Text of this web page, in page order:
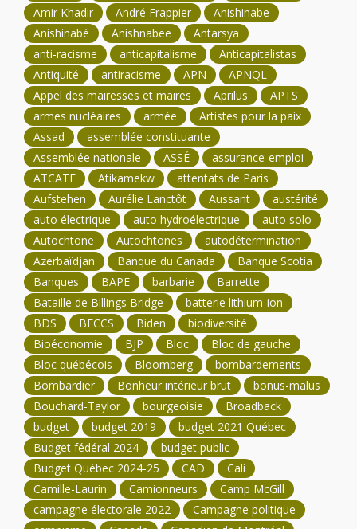
Amir Khadir André Frappier
Anishinabe
Anishinabé
Anishnabee
Antarsya
anti-racisme
anticapitalisme
Anticapitalistas
Antiquité
antiracisme APN
APNQL
Appel des mairesses et maires
Aprilus
APTS
armes nucléaires
armée
Artistes pour la paix
Assad
assemblée constituante
Assemblée nationale
ASSÉ
assurance-emploi
ATCATF
Atikamekw
attentats de Paris
Aufstehen
Aurélie Lanctôt Aussant
austérité
auto électrique
auto hydroélectrique
auto solo
Autochtone
Autochtones
autodétermination
Azerbaïdjan
Banque du Canada
Banque Scotia
Banques
BAPE barbarie
Barrette
Bataille de Billings Bridge
batterie lithium-ion
BDS
BECCS Biden
biodiversité
Bioéconomie
BJP Bloc
Bloc de gauche
Bloc québécois
Bloomberg
bombardements
Bombardier
Bonheur intérieur brut
bonus-malus
Bouchard-Taylor
bourgeoisie
Broadback
budget
budget 2019
budget 2021 Québec
Budget fédéral 2024
budget public
Budget Québec 2024-25
CAD
Cali
Camille-Laurin
Camionneurs
Camp McGill
campagne électorale 2022
Campagne politique